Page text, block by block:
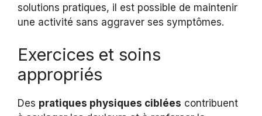
solutions pratiques, il est possible de maintenir
une activité sans aggraver ses symptômes.
Exercices et soins
appropriés
Des pratiques physiques ciblées contribuent